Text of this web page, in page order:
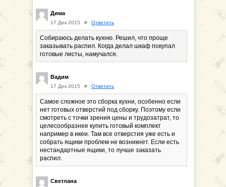
Дима
17 Дек 2015 # Ответить
Собираюсь делать кухню. Решил, что проще
заказывать распил. Когда делал шкаф покупал
готовые листы, намучался.
Вадим
17 Дек 2015 # Ответить
Самое сложное это сборка кухни, особенно если
нет готовых отверстий под сборку. Поэтому если
смотреть с точки зрения цены и трудозатрат, то
целесообразнее купить готовый комплект
например в икеи. Там все отверстия уже есть и
собрать ящики проблем не возникнет. Если есть
нестандартные ящики, то лучше заказать
распил.
Светлана